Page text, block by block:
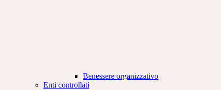
Benessere organizzativo
Enti controllati